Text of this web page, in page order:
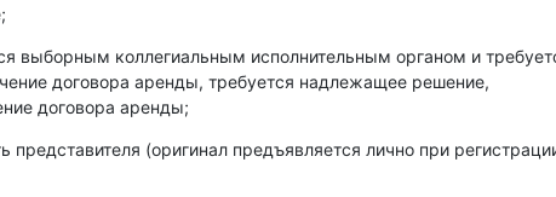
выборным коллегиальным исполнительным органом и
договора аренды, требуется надлежащее решение,
договора аренды;
(оригинал предъявляется лично при